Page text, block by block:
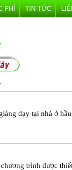
PHÍ TIN TỨC
dạy tại nhà ở hầu
trình được